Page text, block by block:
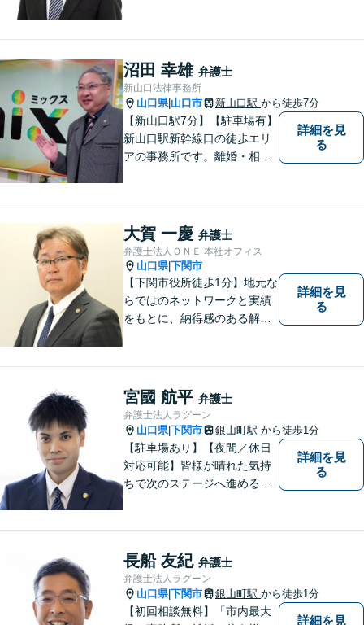
い！
沼田 幸雄 弁護士
新山口法律事務所
山口県| 山口市 新山口駅 から徒歩7分
【新山口駅7分】【駐車場有】
新山口駅新幹線口の徒歩エリ
アの事務所です。離婚・相続
になることがあれば、おたず
ねください。
詳細を見
る
大賀 一慶 弁護士
弁護士法人ＯＮＥ 本社オフィス
山口県|下関市
【下関市役所徒歩1分】地元な
らではのネットワークと実績
をもとに、納得感のある解決
詳細を見
る
宮國 航平 弁護士
弁護士法人ラグーン
山口県|下関市 銀山町駅 から徒歩1分
【駐車場あり】【夜間／休日
対応可能】皆様が晴れた気持
ちで次のステージへ進めるよ
応。【地域に根差した弁護
士】何かお困りごとがござい
ましたらお一人で考え込ま
ず、ご相談下さい。
詳細を見
る
長船 友紀 弁護士
弁護士法人ラグーン
山口県|下関市 銀山町駅 から徒歩1分
【初回相談無料】「市内最大
詳細を見